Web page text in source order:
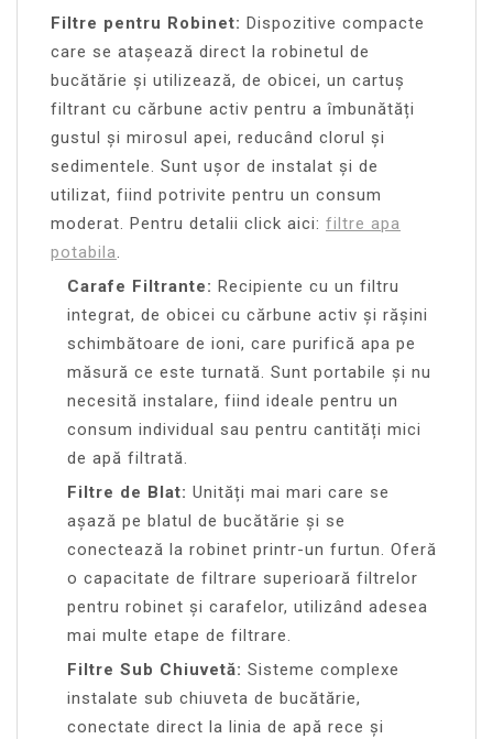
Filtre pentru Robinet: Dispozitive compacte
care se atașează direct la robinetul de
bucătărie și utilizează, de obicei, un cartuș
filtrant cu cărbune activ pentru a îmbunătăți
gustul și mirosul apei, reducând clorul și
sedimentele. Sunt ușor de instalat și de
utilizat, fiind potrivite pentru un consum
moderat. Pentru detalii click aici: filtre apa
potabila.
Carafe Filtrante: Recipiente cu un filtru
integrat, de obicei cu cărbune activ și rășini
schimbătoare de ioni, care purifică apa pe
măsură ce este turnată. Sunt portabile și nu
necesită instalare, fiind ideale pentru un
consum individual sau pentru cantități mici
de apă filtrată.
Filtre de Blat: Unități mai mari care se
așază pe blatul de bucătărie și se
conectează la robinet printr-un furtun. Oferă
o capacitate de filtrare superioară filtrelor
pentru robinet și carafelor, utilizând adesea
mai multe etape de filtrare.
Filtre Sub Chiuvetă: Sisteme complexe
instalate sub chiuveta de bucătărie,
conectate direct la linia de apă rece și